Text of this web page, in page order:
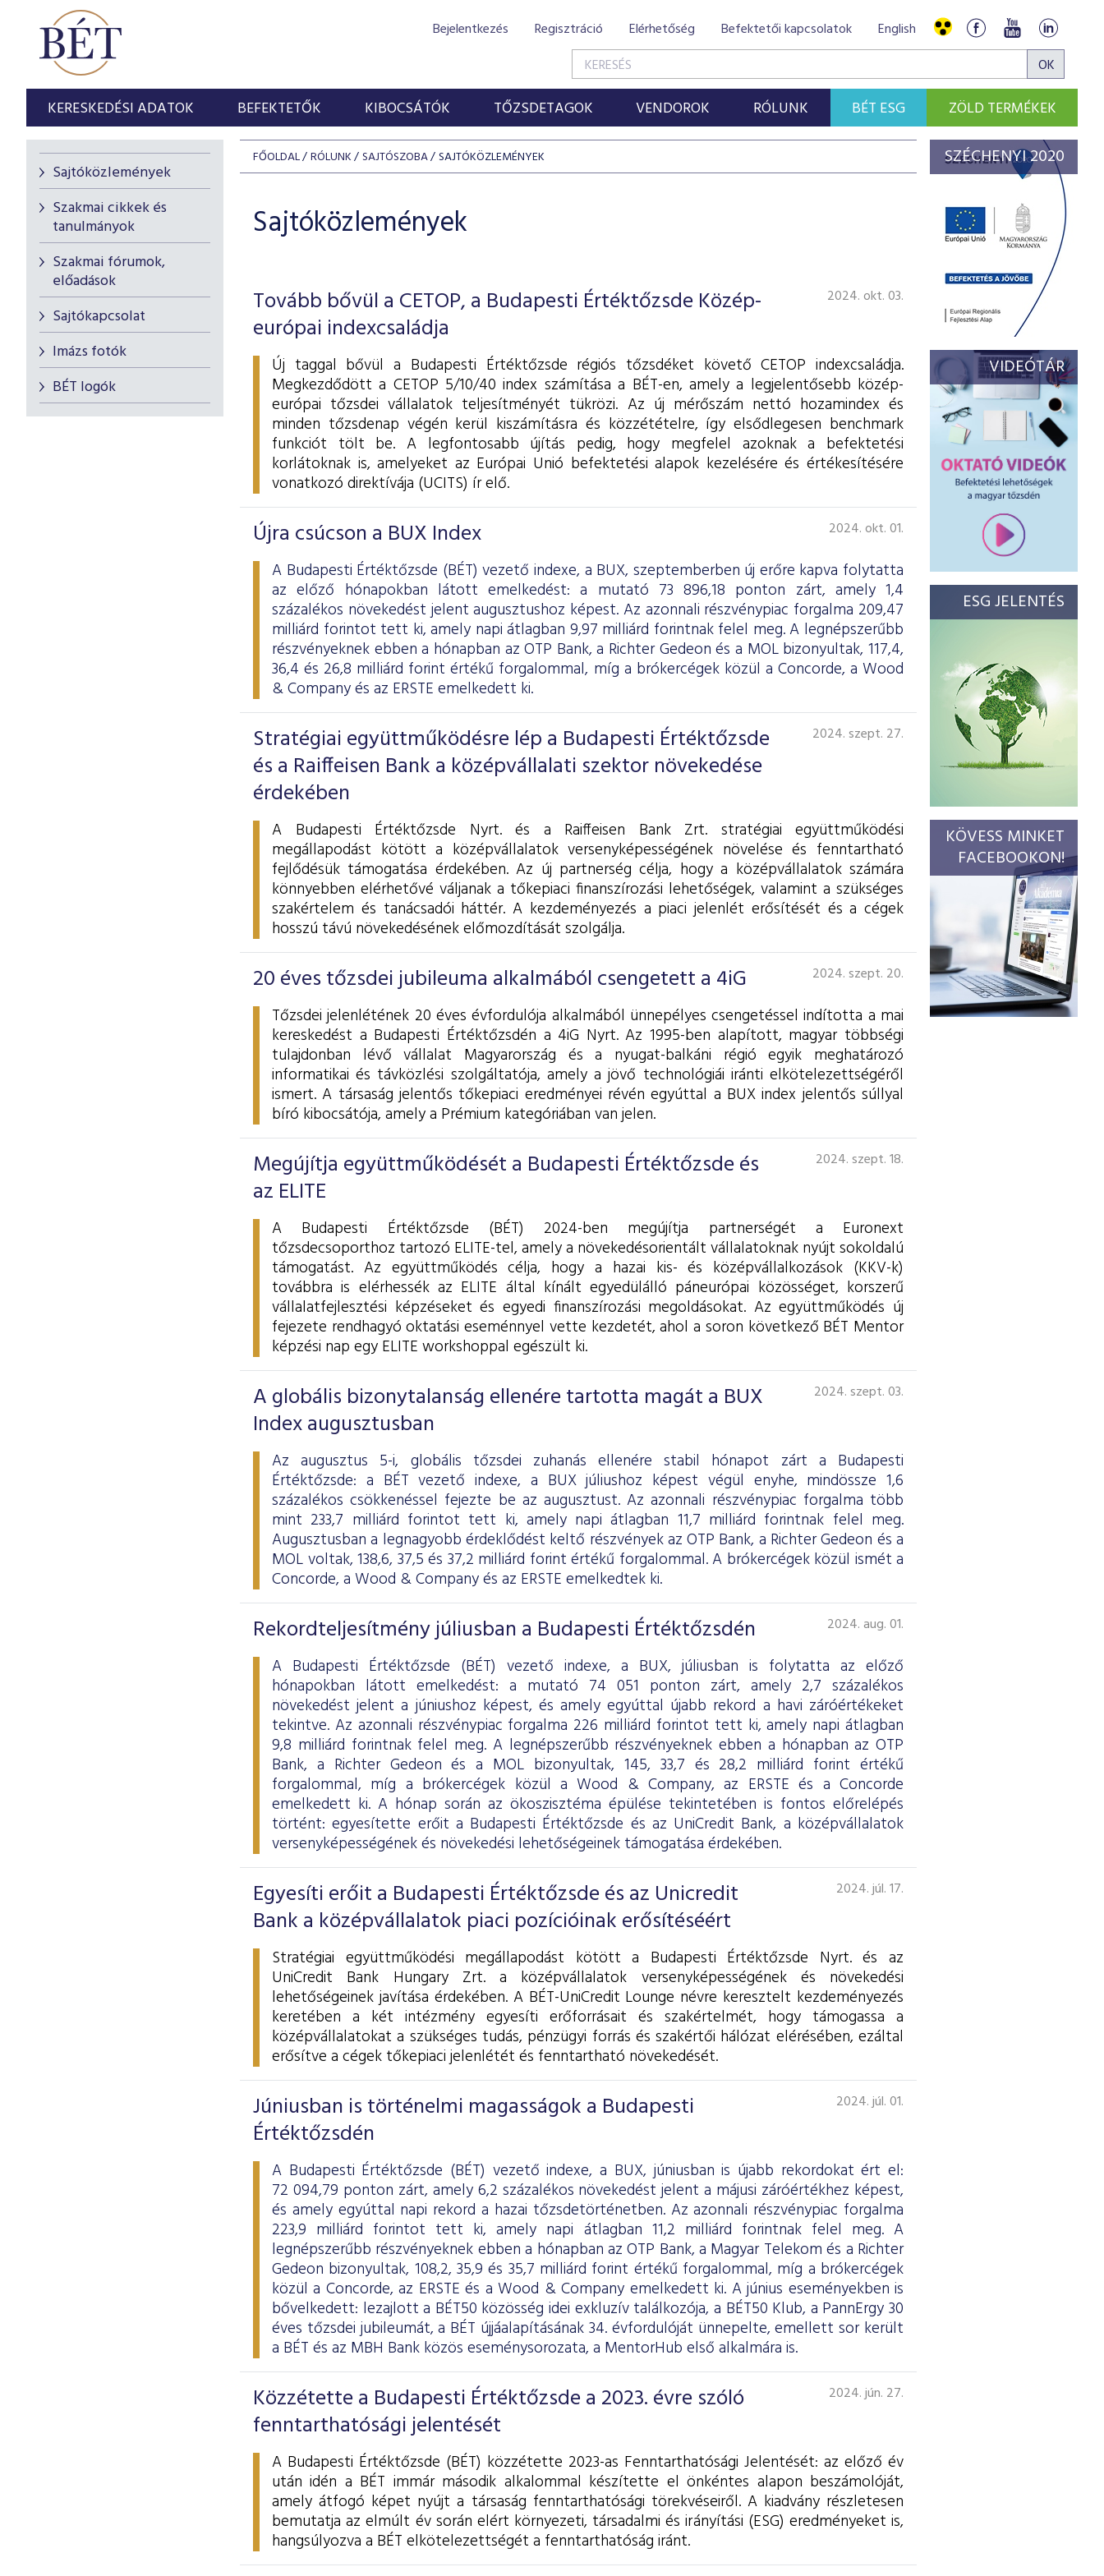
Bejelentkezés Regisztráció Elérhetőség Befektetői kapcsolatok English
KERESKEDÉSI ADATOK BEFEKTETŐK KIBOCSÁTÓK TŐZSDETAGOK VENDOROK RÓLUNK BÉT ESG ZÖLD TERMÉKEK
Sajtóközlemények
Szakmai cikkek és
tanulmányok
Szakmai fórumok,
előadások
Sajtókapcsolat
Imázs fotók
BÉT logók
FŐOLDAL RÓLUNK SAJTÓSZOBA SAJTÓKÖZLEMÉNYEK
Sajtóközlemények
Tovább bővül a CETOP, a Budapesti Értéktőzsde Közép-
európai indexcsaládja
2024. okt. 03.
Új taggal bővül a Budapesti Értéktőzsde régiós tőzsdéket követő CETOP indexcsaládja.
Megkezdődött a CETOP 5/10/40 index számítása a BÉT-en, amely a legjelentősebb közép-
európai tőzsdei vállalatok teljesítményét tükrözi. Az új mérőszám nettó hozamindex és
minden tőzsdenap végén kerül kiszámításra és közzétételre, így elsődlegesen benchmark
funkciót tölt be. A legfontosabb újítás pedig, hogy megfelel azoknak a befektetési
korlátoknak is, amelyeket az Európai Unió befektetési alapok kezelésére és értékesítésére
vonatkozó direktívája (UCITS) ír elő.
Újra csúcson a BUX Index 2024. okt. 01.
A Budapesti Értéktőzsde (BÉT) vezető indexe, a BUX, szeptemberben új erőre kapva folytatta
az előző hónapokban látott emelkedést: a mutató 73 896,18 ponton zárt, amely 1,4
százalékos növekedést jelent augusztushoz képest. Az azonnali részvénypiac forgalma 209,47
milliárd forintot tett ki, amely napi átlagban 9,97 milliárd forintnak felel meg. A legnépszerűbb
részvényeknek ebben a hónapban az OTP Bank, a Richter Gedeon és a MOL bizonyultak, 117,4,
36,4 és 26,8 milliárd forint értékű forgalommal, míg a brókercégek közül a Concorde, a Wood
& Company és az ERSTE emelkedett ki.
Stratégiai együttműködésre lép a Budapesti Értéktőzsde
és a Raiffeisen Bank a középvállalati szektor növekedése
érdekében
2024. szept. 27.
A Budapesti Értéktőzsde Nyrt. és a Raiffeisen Bank Zrt. stratégiai együttműködési
megállapodást kötött a középvállalatok versenyképességének növelése és fenntartható
fejlődésük támogatása érdekében. Az új partnerség célja, hogy a középvállalatok számára
könnyebben elérhetővé váljanak a tőkepiaci finanszírozási lehetőségek, valamint a szükséges
szakértelem és tanácsadói háttér. A kezdeményezés a piaci jelenlét erősítését és a cégek
hosszú távú növekedésének előmozdítását szolgálja.
20 éves tőzsdei jubileuma alkalmából csengetett a 4iG 2024. szept. 20.
Tőzsdei jelenlétének 20 éves évfordulója alkalmából ünnepélyes csengetéssel indította a mai
kereskedést a Budapesti Értéktőzsdén a 4iG Nyrt. Az 1995-ben alapított, magyar többségi
tulajdonban lévő vállalat Magyarország és a nyugat-balkáni régió egyik meghatározó
informatikai és távközlési szolgáltatója, amely a jövő technológiái iránti elkötelezettségéről
ismert. A társaság jelentős tőkepiaci eredményei révén egyúttal a BUX index jelentős súllyal
bíró kibocsátója, amely a Prémium kategóriában van jelen.
Megújítja együttműködését a Budapesti Értéktőzsde és
az ELITE
2024. szept. 18.
A Budapesti Értéktőzsde (BÉT) 2024-ben megújítja partnerségét a Euronext
tőzsdecsoporthoz tartozó ELITE-tel, amely a növekedésorientált vállalatoknak nyújt sokoldalú
támogatást. Az együttműködés célja, hogy a hazai kis- és középvállalkozások (KKV-k)
továbbra is elérhessék az ELITE által kínált egyedülálló páneurópai közösséget, korszerű
vállalatfejlesztési képzéseket és egyedi finanszírozási megoldásokat. Az együttműködés új
fejezete rendhagyó oktatási eseménnyel vette kezdetét, ahol a soron következő BÉT Mentor
képzési nap egy ELITE workshoppal egészült ki.
A globális bizonytalanság ellenére tartotta magát a BUX
Index augusztusban
2024. szept. 03.
Az augusztus 5-i, globális tőzsdei zuhanás ellenére stabil hónapot zárt a Budapesti
Értéktőzsde: a BÉT vezető indexe, a BUX júliushoz képest végül enyhe, mindössze 1,6
százalékos csökkenéssel fejezte be az augusztust. Az azonnali részvénypiac forgalma több
mint 233,7 milliárd forintot tett ki, amely napi átlagban 11,7 milliárd forintnak felel meg.
Augusztusban a legnagyobb érdeklődést keltő részvények az OTP Bank, a Richter Gedeon és a
MOL voltak, 138,6, 37,5 és 37,2 milliárd forint értékű forgalommal. A brókercégek közül ismét a
Concorde, a Wood & Company és az ERSTE emelkedtek ki.
Rekordteljesítmény júliusban a Budapesti Értéktőzsdén 2024. aug. 01.
A Budapesti Értéktőzsde (BÉT) vezető indexe, a BUX, júliusban is folytatta az előző
hónapokban látott emelkedést: a mutató 74 051 ponton zárt, amely 2,7 százalékos
növekedést jelent a júniushoz képest, és amely egyúttal újabb rekord a havi záróértékeket
tekintve. Az azonnali részvénypiac forgalma 226 milliárd forintot tett ki, amely napi átlagban
9,8 milliárd forintnak felel meg. A legnépszerűbb részvényeknek ebben a hónapban az OTP
Bank, a Richter Gedeon és a MOL bizonyultak, 145, 33,7 és 28,2 milliárd forint értékű
forgalommal, míg a brókercégek közül a Wood & Company, az ERSTE és a Concorde
emelkedett ki. A hónap során az ökoszisztéma épülése tekintetében is fontos előrelépés
történt: egyesítette erőit a Budapesti Értéktőzsde és az UniCredit Bank, a középvállalatok
versenyképességének és növekedési lehetőségeinek támogatása érdekében.
Egyesíti erőit a Budapesti Értéktőzsde és az Unicredit
Bank a középvállalatok piaci pozícióinak erősítéséért
2024. júl. 17.
Stratégiai együttműködési megállapodást kötött a Budapesti Értéktőzsde Nyrt. és az
UniCredit Bank Hungary Zrt. a középvállalatok versenyképességének és növekedési
lehetőségeinek javítása érdekében. A BÉT-UniCredit Lounge névre keresztelt kezdeményezés
keretében a két intézmény egyesíti erőforrásait és szakértelmét, hogy támogassa a
középvállalatokat a szükséges tudás, pénzügyi forrás és szakértői hálózat elérésében, ezáltal
erősítve a cégek tőkepiaci jelenlétét és fenntartható növekedését.
Júniusban is történelmi magasságok a Budapesti
Értéktőzsdén
2024. júl. 01.
A Budapesti Értéktőzsde (BÉT) vezető indexe, a BUX, júniusban is újabb rekordokat ért el:
72 094,79 ponton zárt, amely 6,2 százalékos növekedést jelent a májusi záróértékhez képest,
és amely egyúttal napi rekord a hazai tőzsdetörténetben. Az azonnali részvénypiac forgalma
223,9 milliárd forintot tett ki, amely napi átlagban 11,2 milliárd forintnak felel meg. A
legnépszerűbb részvényeknek ebben a hónapban az OTP Bank, a Magyar Telekom és a Richter
Gedeon bizonyultak, 108,2, 35,9 és 35,7 milliárd forint értékű forgalommal, míg a brókercégek
közül a Concorde, az ERSTE és a Wood & Company emelkedett ki. A június eseményekben is
bővelkedett: lezajlott a BÉT50 közösség idei exkluzív találkozója, a BÉT50 Klub, a PannErgy 30
éves tőzsdei jubileumát, a BÉT újjáalapításának 34. évfordulóját ünnepelte, emellett sor került
a BÉT és az MBH Bank közös eseménysorozata, a MentorHub első alkalmára is.
Közzétette a Budapesti Értéktőzsde a 2023. évre szóló
fenntarthatósági jelentését
2024. jún. 27.
A Budapesti Értéktőzsde (BÉT) közzétette 2023-as Fenntarthatósági Jelentését: az előző év
után idén a BÉT immár második alkalommal készítette el önkéntes alapon beszámolóját,
amely átfogó képet nyújt a társaság fenntarthatósági törekvéseiről. A kiadvány részletesen
bemutatja az elmúlt év során elért környezeti, társadalmi és irányítási (ESG) eredményeket is,
hangsúlyozva a BÉT elkötelezettségét a fenntarthatóság iránt.
SZÉCHENYI 2020
VIDEÓTÁR
ESG JELENTÉS
KÖVESS MINKET
FACEBOOKON!